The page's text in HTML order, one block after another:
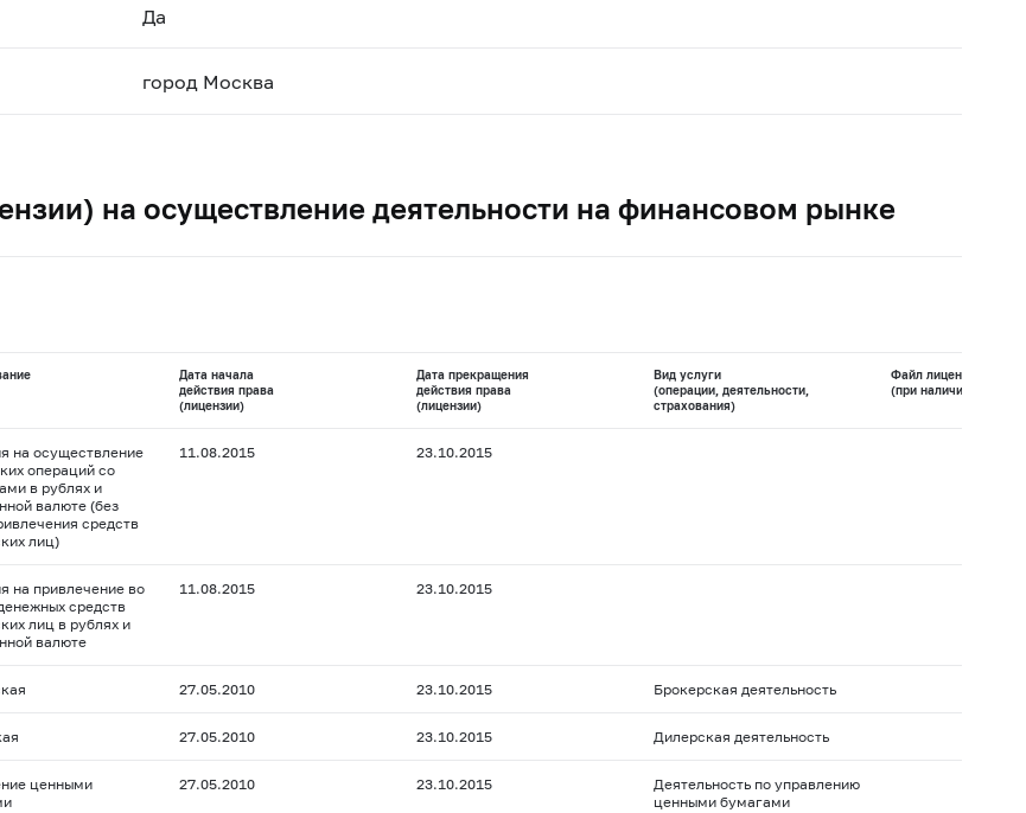
Да
город Москва
на осуществление деятельности на финансовом рынке
Дата начала
действия права
(лицензии)
Дата прекращения
действия права
(лицензии)
Вид услуги
(операции, деятельности,
страхования)
Файл лицензии
(при наличии)
на осуществление
операций со
в рублях и
валюте (без
средств
лиц)
11.08.2015 23.10.2015
на привлечение во
средств
лиц в рублях и
валюте
11.08.2015 23.10.2015
27.05.2010 23.10.2015 Брокерская деятельность
27.05.2010 23.10.2015 Дилерская деятельность
ценными
27.05.2010 23.10.2015
Деятельность по управлению
ценными бумагами